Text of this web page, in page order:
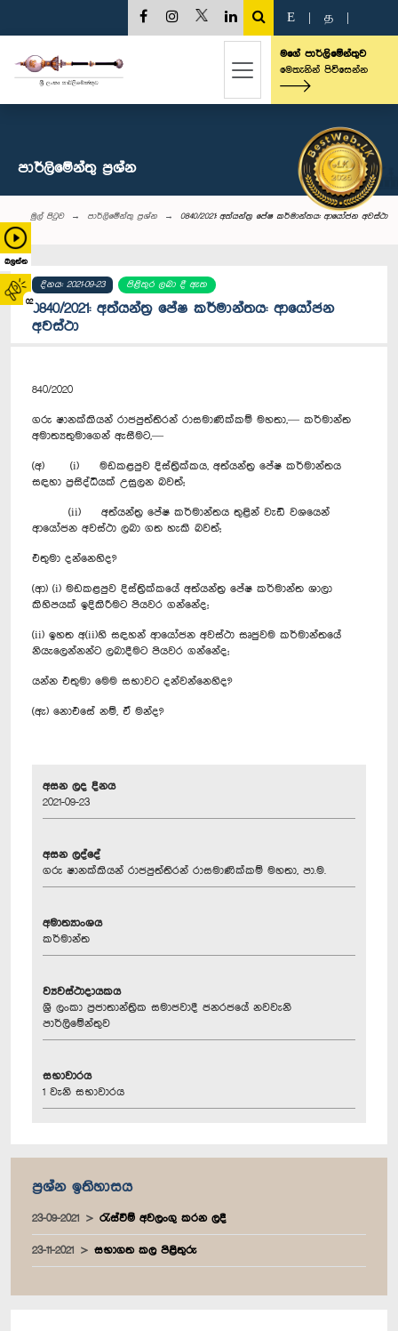
බලන්න
02
E த
මගේ පාර්ලිමේන්තුව
මෙතැනින් පිවිසෙන්න
පාර්ලි‌මේන්තු‌ ප්‍රශ්න
මුල් පිටුව පාර්ලි‌මේන්තු‌ ප්‍රශ්න 0840/2021: අත්යන්ත්‍ර පේෂ කර්මාන්තය: ආයෝජන අවස්ථා
දිනය: 2021-09-23 පිළිතුර ලබා දී ඇත
0840/2021: අත්යන්ත්‍ර පේෂ කර්මාන්තය: ආයෝජන
අවස්ථා
840/2020
ගරු ෂානක්කියන් රාජපුත්තිරන් රාසමාණික්කම් මහතා,— කර්මාන්ත
අමාත්‍යතුමාගෙන් ඇසීමට,—
(අ) (i) මඩකළපුව දිස්ත්‍රික්කය, අත්යන්ත්‍ර පේෂ කර්මාන්තය
සඳහා ප්‍රසිද්ධියක් උසුලන බවත්;
(ii) අත්යන්ත්‍ර පේෂ කර්මාන්තය තුළින් වැඩි වශයෙන්
ආයෝජන අවස්ථා ලබා ගත හැකි බවත්;
එතුමා දන්නෙහිද?
(ආ) (i) මඩකළපුව දිස්ත්‍රික්කයේ අත්යන්ත්‍ර පේෂ කර්මාන්ත ශාලා
කිහිපයක් ඉදිකිරීමට පියවර ගන්නේද;
(ii) ඉහත අ(ii)හි සඳහන් ආයෝජන අවස්ථා සෘජුවම කර්මාන්තයේ
නියැලෙන්නන්ට ලබාදීමට පියවර ගන්නේද;
යන්න එතුමා මෙම සභාවට දන්වන්නෙහිද?
(ඇ) නොඑසේ නම්, ඒ මන්ද?
අසන ලද දිනය
2021-09-23
අසන ලද්දේ
ගරු ෂානක්කියන් රාජපුත්තිරන් රාසමාණික්කම් මහතා, පා.ම.
අමාත්‍යාංශය
කර්මාන්ත
ව්‍යවස්ථාදායකය
ශ්‍රී ලංකා ප්‍රජාතාන්ත්‍රික සමාජවාදී ජනරජයේ නවවැනි
පාර්ලිමේන්තුව
සභාවාරය
1 වැනි සභාවාරය
ප්‍රශ්න ඉතිහාසය
23-09-2021 රැස්වීම් අවලංගු කරන ලදී
23-11-2021 සභාගත කල පිළිතුරු